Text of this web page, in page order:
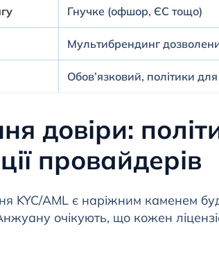
Гнучке (офшор, ЄС тощо)
Мультибрендинг
Обов’язковий, політики
довіри:
провайдерів
KYC/AML є наріжним каменем
очікують, що кожен